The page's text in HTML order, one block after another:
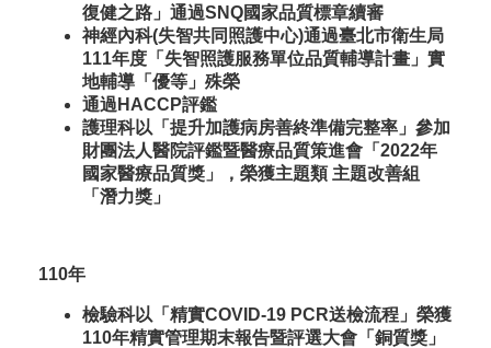
復健之路」通過SNQ國家品質標章續審
神經內科(失智共同照護中心)通過臺北市衛生局
111年度「失智照護服務單位品質輔導計畫」實
地輔導「優等」殊榮
通過HACCP評鑑
護理科以「提升加護病房善終準備完整率」參加
財團法人醫院評鑑暨醫療品質策進會「2022年
國家醫療品質獎」，榮獲主題類 主題改善組
「潛力獎」
110年
檢驗科以「精實COVID-19 PCR送檢流程」榮獲
110年精實管理期末報告暨評選大會「銅質獎」